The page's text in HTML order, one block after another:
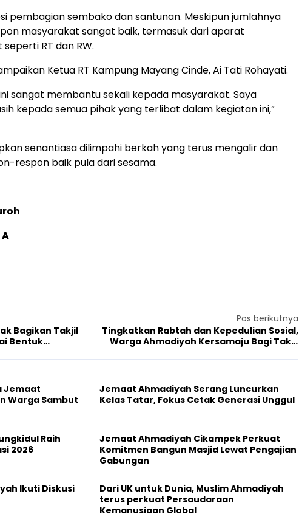
pembagian sembako dan santunan. Meskipun jumlahnya
masyarakat sangat baik, termasuk dari aparat
RT dan RW.
Ketua RT Kampung Mayang Cinde, Ai Tati Rohayati.
sangat membantu sekali kepada masyarakat. Saya
kepada semua pihak yang terlibat dalam kegiatan ini,”
senantiasa dilimpahi berkah yang terus mengalir dan
respon baik pula dari sesama.
Bagikan Takjil
Bentuk
Pos berikutnya
Tingkatkan Rabtah dan Kepedulian Sosial,
Warga Ahmadiyah Kersamaju Bagi Takjil
Jemaat
Warga Sambut
Jemaat Ahmadiyah Serang Luncurkan
Kelas Tatar, Fokus Cetak Generasi Unggul
Raih
2026
Jemaat Ahmadiyah Cikampek Perkuat
Komitmen Bangun Masjid Lewat Pengajian
Gabungan
Ikuti Diskusi
Dari UK untuk Dunia, Muslim Ahmadiyah
terus perkuat Persaudaraan
Kemanusiaan Global